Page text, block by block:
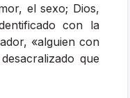
el sexo; Dios,
con la
«alguien con
que